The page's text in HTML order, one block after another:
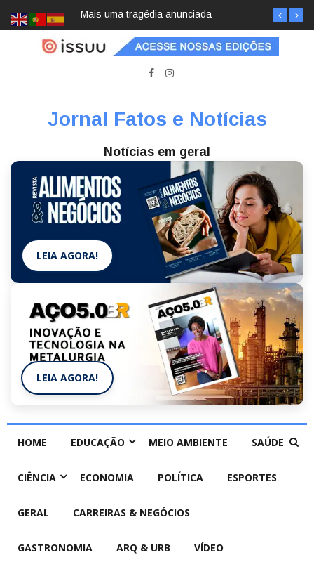
Mais uma tragédia anunciadaPai e filho
Jornal Fatos e Notícias
Notícias em geral
LEIA AGORA!
LEIA AGORA!
HOME EDUCAÇÃO MEIO AMBIENTE SAÚDE
CIÊNCIA ECONOMIA POLÍTICA ESPORTES
GERAL CARREIRAS & NEGÓCIOS
GASTRONOMIA ARQ & URB VÍDEO